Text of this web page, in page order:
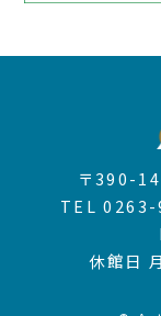
〒390-
TEL
休館日